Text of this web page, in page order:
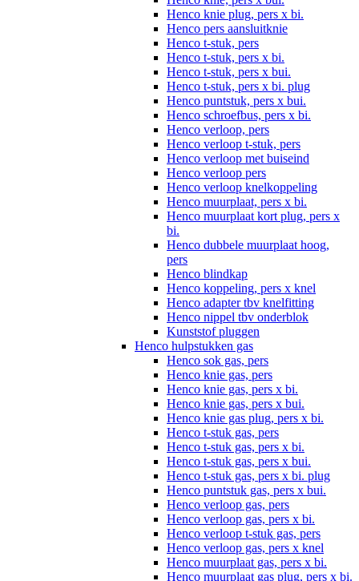
Henco knie plug, pers x bi.
Henco pers aansluitknie
Henco t-stuk, pers
Henco t-stuk, pers x bi.
Henco t-stuk, pers x bui.
Henco t-stuk, pers x bi. plug
Henco puntstuk, pers x bui.
Henco schroefbus, pers x bi.
Henco verloop, pers
Henco verloop t-stuk, pers
Henco verloop met buiseind
Henco verloop pers
Henco verloop knelkoppeling
Henco muurplaat, pers x bi.
Henco muurplaat kort plug, pers x
bi.
Henco dubbele muurplaat hoog,
pers
Henco blindkap
Henco koppeling, pers x knel
Henco adapter tbv knelfitting
Henco nippel tbv onderblok
Kunststof pluggen
Henco hulpstukken gas
Henco sok gas, pers
Henco knie gas, pers
Henco knie gas, pers x bi.
Henco knie gas, pers x bui.
Henco knie gas plug, pers x bi.
Henco t-stuk gas, pers
Henco t-stuk gas, pers x bi.
Henco t-stuk gas, pers x bui.
Henco t-stuk gas, pers x bi. plug
Henco puntstuk gas, pers x bui.
Henco verloop gas, pers
Henco verloop gas, pers x bi.
Henco verloop t-stuk gas, pers
Henco verloop gas, pers x knel
Henco muurplaat gas, pers x bi.
Henco muurplaat gas plug, pers x bi.